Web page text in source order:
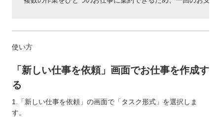
使い方
「新しい仕事を依頼」画面でお仕事を作成す
る
1.「新しい仕事を依頼」の画面で「タスク形式」を選択しま
す。